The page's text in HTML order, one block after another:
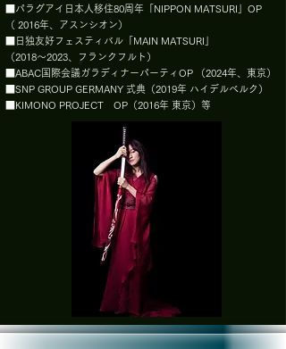
剣舞師
Lady Samurai
■パラグアイ日本人移住80周年「NIPPON MATSURI」OP
（ 2016年、アスンシオン）
■日独友好フェスティバル「MAIN MATSURI」
（2018〜2023、フランクフルト）
■ABAC国際会議ガラディナーパーティOP （2024年、東京）
■SNP GROUP GERMANY 式典（2019年 ハイデルベルク）
■KIMONO PROJECT OP（2016年 東京）等